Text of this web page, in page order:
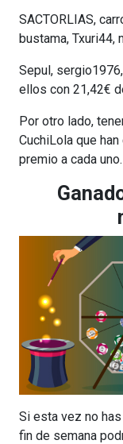
SACTORLIAS,
bustama, Txuri44,
Sepul,
ellos con 21,42€
Por otro lado,
CuchiLola que
premio a cada uno.
Si esta vez no
fin de semana